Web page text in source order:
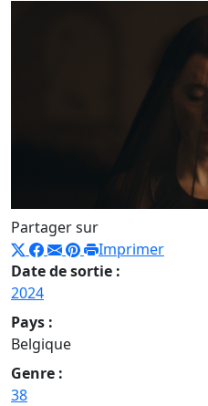
Partager sur
Imprimer
Date de sortie :
2024
Pays :
Belgique
Genre :
38